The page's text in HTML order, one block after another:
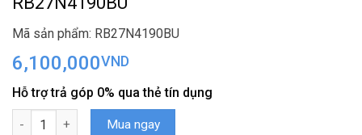
Mã sản phẩm: RB27N4190BU
6,100,000VND
Hỗ trợ trả góp 0% qua thẻ tín dụng
Tủ lạnh Samsung Inverter 276 lít RB27N4190BU số lượng
Mua ngay